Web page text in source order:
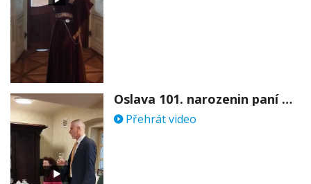
Oslava 101. narozenin paní Věry Skořepové
Přehrát video